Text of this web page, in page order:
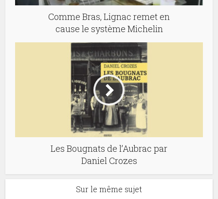
Comme Bras, Lignac remet en
cause le système Michelin
Les Bougnats de l’Aubrac par
Daniel Crozes
Sur le même sujet